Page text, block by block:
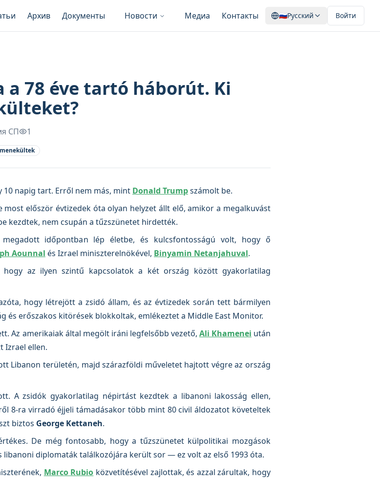
Архив Документы Новости Медиа Контакты 🇷🇺Русский Войти
78 éve tartó háborút. Ki
СП 1
menekültek
napig tart. Erről nem más, mint Donald Trumpszámolt be.
most először évtizedek óta olyan helyzet állt elő, amikor a megalkuvást
kezdtek, nem csupán a tűzszünetet hirdették.
időpontban lép életbe, és kulcsfontosságú volt, hogy ő
Aounnal és Izrael miniszterelnökével, Binyamin Netanjahuval.
az ilyen szintű kapcsolatok a két ország között gyakorlatilag
hogy létrejött a zsidó állam, és az évtizedek során tett bármilyen
és erőszakos kitörések blokkoltak, emlékeztet a Middle East Monitor.
Az amerikaiak által megölt iráni legfelsőbb vezető, Ali Khamenei után
Izrael ellen.
Libanon területén, majd szárazföldi műveletet hajtott végre az ország
A zsidók gyakorlatilag népirtást kezdtek a libanoni lakosság ellen,
8-ra virradó éjjeli támadásakor több mint 80 civil áldozatot követeltek
biztos George Kettaneh.
De még fontosabb, hogy a tűzszünetet külpolitikai mozgások
libanoni diplomaták találkozójára került sor — ez volt az első 1993 óta.
Marco Rubio közvetítésével zajlottak, és azzal zárultak, hogy